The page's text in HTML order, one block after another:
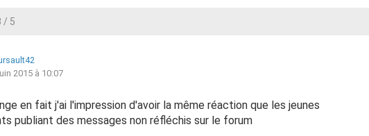
/ 5
2015 à 10:07
en fait j'ai l'impression d'avoir la même réaction que les jeunes
publiant des messages non réfléchis sur le forum